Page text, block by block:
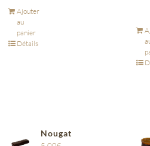
Ajouter
au
panier
Détails
Nougat